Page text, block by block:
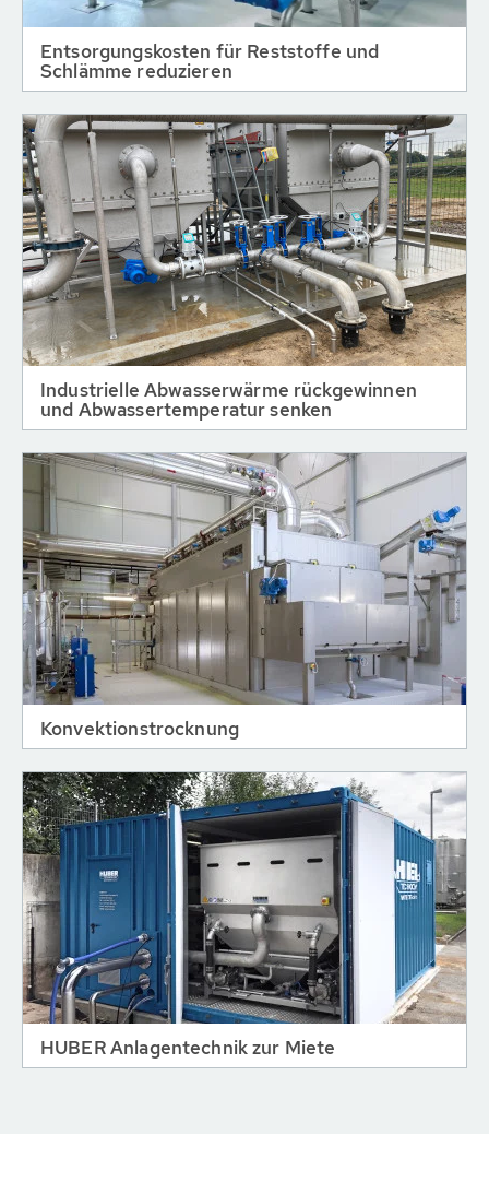
Entsorgungskosten für Reststoffe und
Schlämme reduzieren
Industrielle Abwasserwärme rückgewinnen
und Abwassertemperatur senken
Konvektionstrocknung
HUBER Anlagentechnik zur Miete